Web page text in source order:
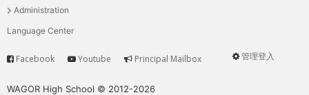
單Administration
Language Center
User
管理登入
Service
Facebook Youtube Principal Mailbox
WAGOR High School © 2012-2026